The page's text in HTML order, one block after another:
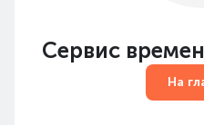
Сервис
На